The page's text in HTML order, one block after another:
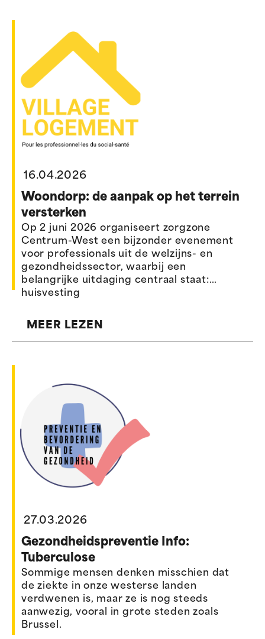
16.04.2026
Woondorp: de aanpak op het terrein
versterken
Op 2 juni 2026 organiseert zorgzone
Centrum-West een bijzonder evenement
voor professionals uit de welzijns- en
gezondheidssector, waarbij een
belangrijke uitdaging centraal staat:
huisvesting
MEER LEZEN
27.03.2026
Gezondheidspreventie Info:
Tuberculose
Sommige mensen denken misschien dat
de ziekte in onze westerse landen
verdwenen is, maar ze is nog steeds
aanwezig, vooral in grote steden zoals
Brussel.